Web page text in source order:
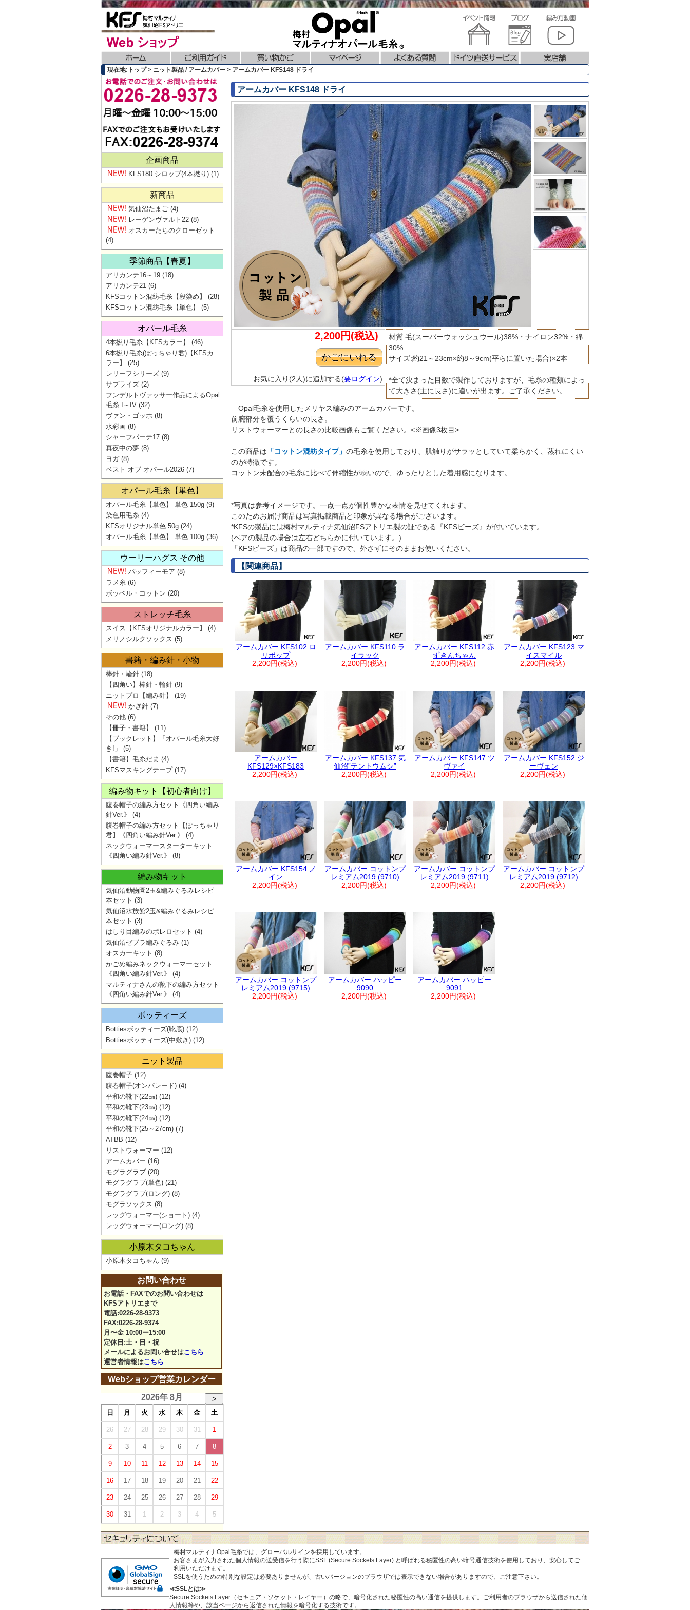
現在地:トップ > ニット製品 / アームカバー > アームカバー KFS148 ドライ
アームカバー KFS148 ドライ
2,200円(税込)
お気に入り(2人)に追加する(要ログイン)
材質:毛(スーパーウォッシュウール)38%・ナイロン32%・綿
30%
サイズ:約21～23cm×約8～9cm(平らに置いた場合)×2本
*全て決まった目数で製作しておりますが、毛糸の種類によっ
て大きさ(主に長さ)に違いが出ます。ご了承ください。
Opal毛糸を使用したメリヤス編みのアームカバーです。
前腕部分を覆うくらいの長さ。
リストウォーマーとの長さの比較画像もご覧ください。<※画像3枚目>
この商品は 「コットン混紡タイプ」 の毛糸を使用しており、肌触りがサラッとしていて柔らかく、蒸れにくい
のが特徴です。
コットン未配合の毛糸に比べて伸縮性が弱いので、ゆったりとした着用感になります。
*写真は参考イメージです。一点一点が個性豊かな表情を見せてくれます。
このためお届け商品は写真掲載商品と印象が異なる場合がございます。
*KFSの製品には梅村マルティナ気仙沼FSアトリエ製の証である『KFSビーズ』が付いています。
(ペアの製品の場合は左右どちらかに付いています。)
「KFSビーズ」は商品の一部ですので、外さずにそのままお使いください。
【関連商品】
アームカバー KFS102 ロ
リポップ
2,200円(税込)
アームカバー KFS110 ラ
イラック
2,200円(税込)
アームカバー KFS112 赤
ずきんちゃん
2,200円(税込)
アームカバー KFS123 マ
イスマイル
2,200円(税込)
アームカバー
KFS129×KFS183
2,200円(税込)
アームカバー KFS137 気
仙沼”テントウムシ”
2,200円(税込)
アームカバー KFS147 ツ
ヴァイ
2,200円(税込)
アームカバー KFS152 ジ
ーヴェン
2,200円(税込)
アームカバー KFS154 ノ
イン
2,200円(税込)
アームカバー コットンプ
レミアム2019 (9710)
2,200円(税込)
アームカバー コットンプ
レミアム2019 (9711)
2,200円(税込)
アームカバー コットンプ
レミアム2019 (9712)
2,200円(税込)
アームカバー コットンプ
レミアム2019 (9715)
2,200円(税込)
アームカバー ハッピー
9090
2,200円(税込)
アームカバー ハッピー
9091
2,200円(税込)
企画商品
KFS180 シロップ(4本撚り) (1)
新商品
気仙沼たまご (4)
レーゲンヴァルト22 (8)
オスカーたちのクローゼット
(4)
季節商品【春夏】
アリカンテ16～19 (18)
アリカンテ21 (6)
KFSコットン混紡毛糸【段染め】
(28)
KFSコットン混紡毛糸【単色】
(5)
オパール毛糸
4本撚り毛糸【KFSカラー】
(46)
6本撚り毛糸(ぽっちゃり君)【KFSカ
ラー】
(25)
レリーフシリーズ (9)
サプライズ (2)
フンデルトヴァッサー作品によるOpal
毛糸 I～IV (32)
ヴァン・ゴッホ (8)
水彩画 (8)
シャーフパーテ17 (8)
真夜中の夢 (8)
ヨガ(8)
ベスト オブ オパール2026 (7)
オパール毛糸【単色】
オパール毛糸【単色】 単色 150g (9)
染色用毛糸 (4)
KFSオリジナル単色 50g (24)
オパール毛糸【単色】 単色 100g (36)
ウーリーハグス その他
パッフィーモア (8)
ラメ糸 (6)
ボッベル・コットン (20)
ストレッチ毛糸
スイス【KFSオリジナルカラー】
(4)
メリノシルクソックス (5)
書籍・編み針・小物
棒針・輪針 (18)
【四角い】棒針・輪針 (9)
ニットプロ【編み針】
(19)
かぎ針 (7)
その他 (6)
【冊子・書籍】
(11)
【ブックレット】「オパール毛糸大好
き!」
(5)
【書籍】毛糸だま (4)
KFSマスキングテープ(17)
編み物キット【初心者向け】
腹巻帽子の編み方セット《四角い編み
針Ver.》
(4)
腹巻帽子の編み方セット【ぽっちゃり
君】《四角い編み針Ver.》
(4)
ネックウォーマースターターキット
《四角い編み針Ver.》
(8)
編み物キット
気仙沼動物園2玉&編みぐるみレシピ
本セット (3)
気仙沼水族館2玉&編みぐるみレシピ
本セット (3)
はしり目編みのボレロセット (4)
気仙沼ゼブラ編みぐるみ (1)
オスカーキット (8)
かごめ編みネックウォーマーセット
《四角い編み針Ver.》
(4)
マルティナさんの靴下の編み方セット
《四角い編み針Ver.》
(4)
ボッティーズ
Bottiesボッティーズ(靴底) (12)
Bottiesボッティーズ(中敷き) (12)
ニット製品
腹巻帽子 (12)
腹巻帽子(オンパレード) (4)
平和の靴下(22㎝) (12)
平和の靴下(23㎝) (12)
平和の靴下(24㎝) (12)
平和の靴下(25～27cm) (7)
ATBB (12)
リストウォーマー (12)
アームカバー (16)
モグラグラブ (20)
モグラグラブ(単色) (21)
モグラグラブ(ロング) (8)
モグラソックス (8)
レッグウォーマー(ショート) (4)
レッグウォーマー(ロング) (8)
小原木タコちゃん
小原木タコちゃん (9)
お問い合わせ
お電話・FAXでのお問い合わせは
KFSアトリエまで
電話:0226-28-9373
FAX:0226-28-9374
月〜金 10:00ー15:00
定休日:土・日・祝
メールによるお問い合せはこちら
運営者情報はこちら
Webショップ営業カレンダー
2026年 8月
>
日
月 火 水 木 金 土
26 27 28 29 30 31 1
2 3 4 5 6 7 8
9 10 11 12 13 14 15
16 17 18 19 20 21 22
23 24 25 26 27 28 29
30 31 1 2 3 4 5
梅村マルティナOpal毛糸では、グローバルサインを採用しています。
お客さまが入力された個人情報の送受信を行う際にSSL (Secure Sockets Layer) と呼ばれる秘匿性の高い暗号通信技術を使用しており、安心してご
利用いただけます。
SSLを使うための特別な設定は必要ありませんが、古いバージョンのブラウザでは表示できない場合がありますので、ご注意下さい。
≪SSLとは≫
Secure Sockets Layer（セキュア・ソケット・レイヤー）の略で、暗号化された秘匿性の高い通信を提供します。ご利用者のブラウザから送信された個
人情報等や、該当ページから返信された情報を暗号化する技術です。